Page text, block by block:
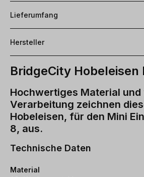
Lieferumfang
Hersteller
BridgeCity Hobeleisen
Hochwertiges Material
Verarbeitung zeichnen
Hobeleisen, für den Mini
8, aus.
Technische Daten
Material